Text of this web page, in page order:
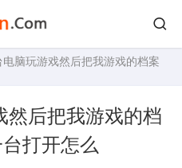
脑玩游戏然后把我游戏的档案
然后把我游戏的档
打开怎么